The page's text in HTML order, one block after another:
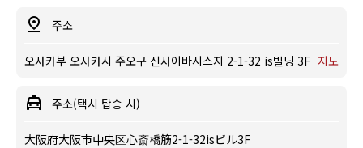
주소
오사카부 오사카시 주오구 신사이바시스지 2-1-32 is빌딩 3F 지도
주소(택시 탑승 시)
大阪府大阪市中央区心斎橋筋2-1-32isビル3F